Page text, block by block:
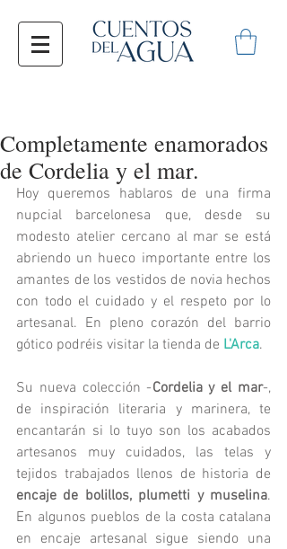
Completamente enamorados
de Cordelia y el mar.
Hoy queremos hablaros de una firma
nupcial barcelonesa que, desde su
modesto atelier cercano al mar se está
abriendo un hueco importante entre los
amantes de los vestidos de novia hechos
con todo el cuidado y el respeto por lo
artesanal. En pleno corazón del barrio
gótico podréis visitar la tienda de L'Arca.
Su nueva colección -Cordelia y el mar-,
de inspiración literaria y marinera, te
encantarán si lo tuyo son los acabados
artesanos muy cuidados, las telas y
encaje de bolillos, plumetti y muselina.
En algunos pueblos de la costa catalana
en encaje artesanal sigue siendo una